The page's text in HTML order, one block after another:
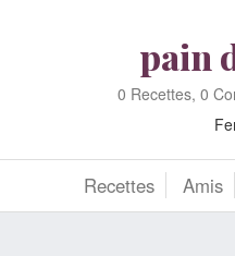
pain
0 Recettes, 0
Recettes Amis